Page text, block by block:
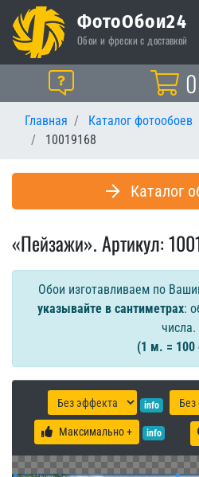
ФотоОбои24
Обои и фрески с доставкой
Помощь Корзина
0
Главная Каталог фотообоев
10019168
Каталог
«Пейзажи». Артикул:
Обои изготавливаем по
указывайте в сантиметрах:
числа.
(1 м. = 100
info
Максимально + info